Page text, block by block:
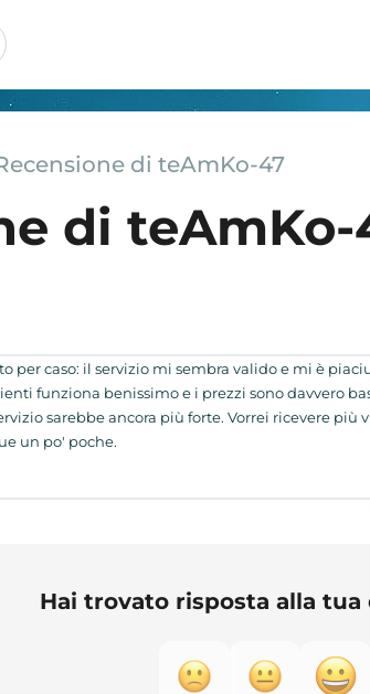
di teAmKo-47
di teAmKo-
per caso: il servizio mi sembra valido e mi è
funziona benissimo e i prezzi sono davvero
sarebbe ancora più forte. Vorrei ricevere più
un po' poche.
Hai trovato risposta alla tua